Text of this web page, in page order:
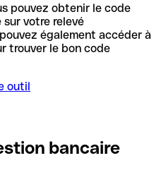
pouvez obtenir le code
sur votre relevé
également accéder à
trouver le bon code
outil
bancaire